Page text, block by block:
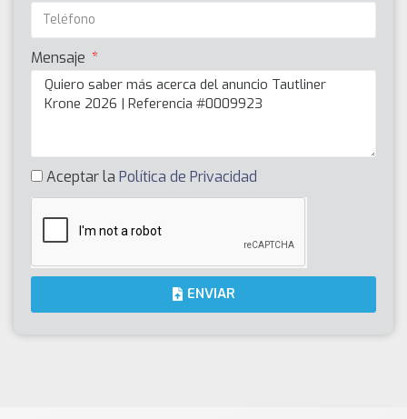
Mensaje
Aceptar la Política de Privacidad
ENVIAR